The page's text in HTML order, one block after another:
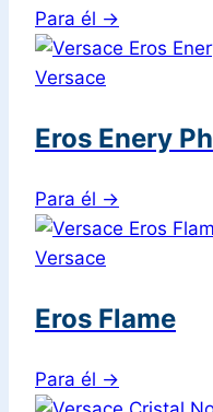
Para él →
Versace
Eros Enery Ph
Para él →
Versace
Eros Flame
Para él →